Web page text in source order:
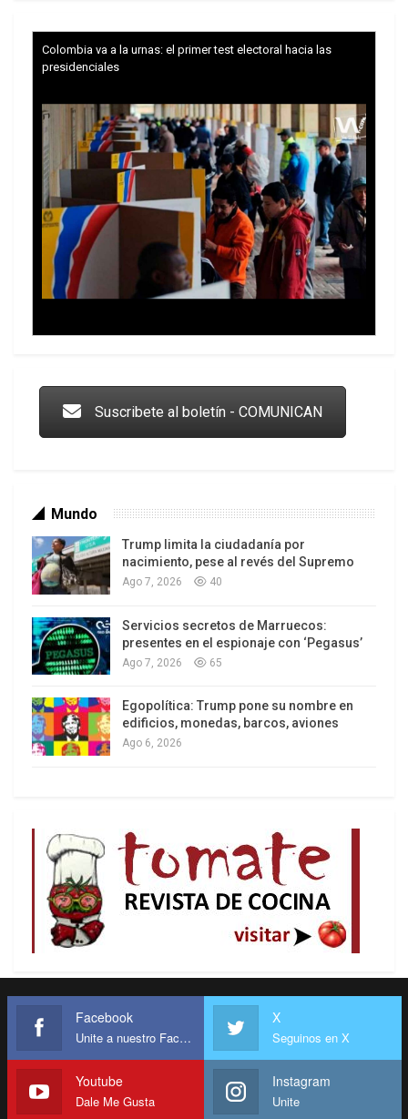
Colombia va a la urnas: el primer test electoral hacia las
presidenciales
Los latinos le van dando la espalda a Trump
Suscribete al boletín - COMUNICAN
Mundo
Trump limita la ciudadanía por
nacimiento, pese al revés del Supremo
Ago 7, 2026 40
Servicios secretos de Marruecos:
presentes en el espionaje con ‘Pegasus’
Ago 7, 2026 65
Egopolítica: Trump pone su nombre en
edificios, monedas, barcos, aviones
Ago 6, 2026
Facebook
Unite a nuestro Facebook
X
Seguinos en X
Youtube
Dale Me Gusta
Instagram
Unite